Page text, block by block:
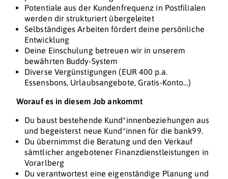
Potentiale aus der Kundenfrequenz in Postfilialen
werden dir strukturiert übergeleitet
Selbständiges Arbeiten fördert deine persönliche
Entwicklung
Deine Einschulung betreuen wir in unserem
bewährten Buddy-System
Diverse Vergünstigungen (EUR 400 p.a.
Essensbons, Urlaubsangebote, Gratis-Konto…)
Worauf es in diesem Job ankommt
Du baust bestehende Kund*innenbeziehungen aus
und begeisterst neue Kund*innen für die bank99.
Du übernimmst die Beratung und den Verkauf
sämtlicher angebotener Finanzdienstleistungen in
Vorarlberg
Du verantwortest eine eigenständige Planung und